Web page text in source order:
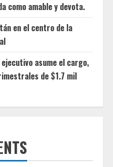
como amable y devota.
en el centro de la
asume el cargo,
de $1.7 mil